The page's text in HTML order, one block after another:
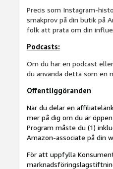
Precis som Instagram-
smakprov på din butik på
folk att prata om din
Podcasts:
Om du har en podcast
du använda detta som en
Offentliggöranden
När du delar en
mer på dig om du är
Program måste du (1)
Amazon-associate på din
För att uppfylla